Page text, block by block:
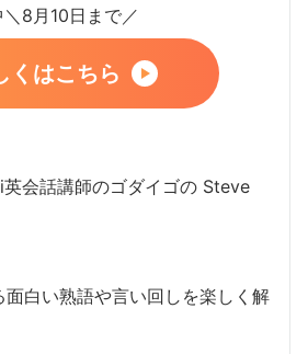
＼8月10日まで／
くはこちら
会話講師のゴダイゴの Steve
面白い熟語や言い回しを楽しく解